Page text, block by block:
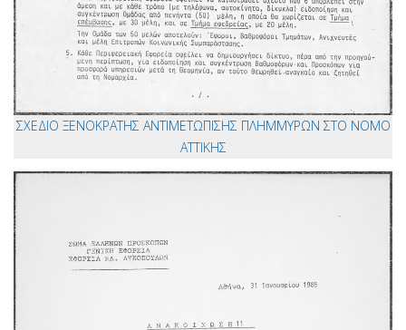
ΣΧΕΔΙΟ ΞΕΝΟΚΡΑΤΗΣ ΑΝΤΙΜΕΤΩΠΙΣΗΣ ΠΛΗΜΜΥΡΩΝ ΣΤΟ ΝΟΜΟ
ΑΤΤΙΚΗΣ